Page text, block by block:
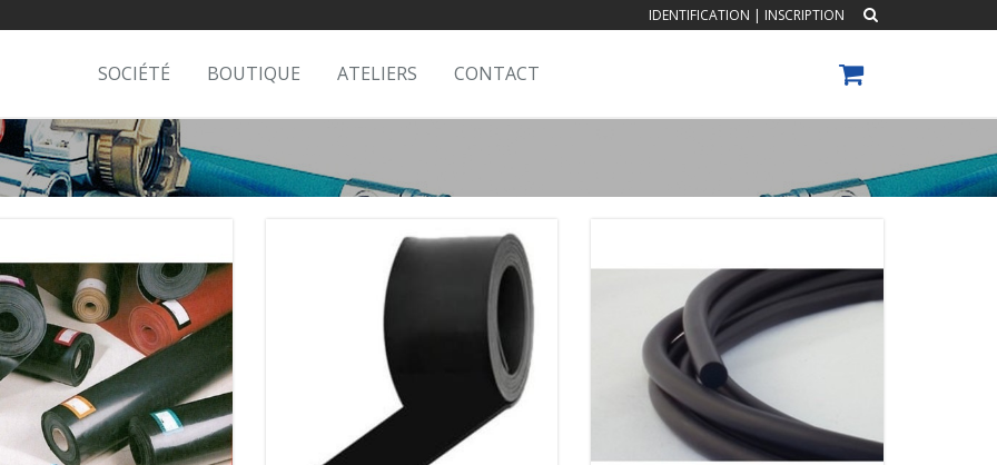
IDENTIFICATION | INSCRIPTION
SOCIÉTÉ BOUTIQUE ATELIERS CONTACT